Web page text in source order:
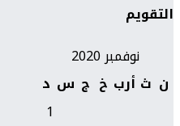
التقويم
نوفمبر 2020
ن ث أرب خ ج س د
1